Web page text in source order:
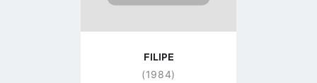
FILIPE
(1984)